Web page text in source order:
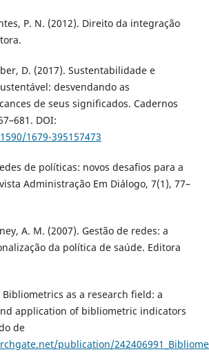
P. N. (2012). Direito da integração
D. (2017). Sustentabilidade e
desvendando as
de seus significados. Cadernos
DOI:
1679-395157473
de políticas: novos desafios para a
Administração Em Diálogo, 7(1), 77–
A. M. (2007). Gestão de redes: a
da política de saúde. Editora
Bibliometrics as a research field: a
application of bibliometric indicators
de
publication/